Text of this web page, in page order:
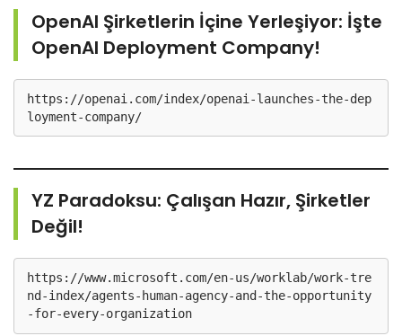
OpenAI Şirketlerin İçine Yerleşiyor: İşte
OpenAI Deployment Company!
https://openai.com/index/openai-launches-the-dep
loyment-company/
YZ Paradoksu: Çalışan Hazır, Şirketler
Değil!
https://www.microsoft.com/en-us/worklab/work-tre
nd-index/agents-human-agency-and-the-opportunity
-for-every-organization